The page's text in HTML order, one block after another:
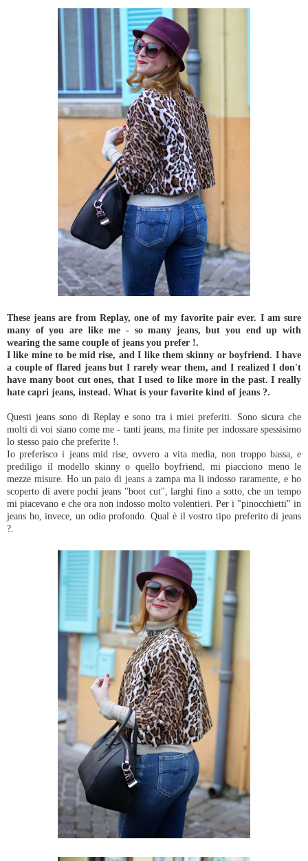
These jeans are from Replay, one of my favorite pair ever. I am sure
many of you are like me - so many jeans, but you end up with
wearing the same couple of jeans you prefer !.
I like mine to be mid rise, and I like them skinny or boyfriend. I have
a couple of flared jeans but I rarely wear them, and I realized I don't
have many boot cut ones, that I used to like more in the past. I really
hate capri jeans, instead. What is your favorite kind of jeans ?.
Questi jeans sono di Replay e sono tra i miei preferiti. Sono sicura che
molti di voi siano come me - tanti jeans, ma finite per indossare spessisimo
lo stesso paio che preferite !.
Io preferisco i jeans mid rise, ovvero a vita media, non troppo bassa, e
prediligo il modello skinny o quello boyfriend, mi piacciono meno le
mezze misure. Ho un paio di jeans a zampa ma li indosso raramente, e ho
scoperto di avere pochi jeans "boot cut", larghi fino a sotto, che un tempo
mi piacevano e che ora non indosso molto volentieri. Per i "pinocchietti" in
jeans ho, invece, un odio profondo. Qual è il vostro tipo preferito di jeans
?.